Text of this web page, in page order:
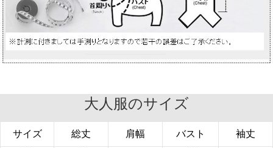
大人服のサイズ
サイズ 総丈 肩幅 バスト 袖丈